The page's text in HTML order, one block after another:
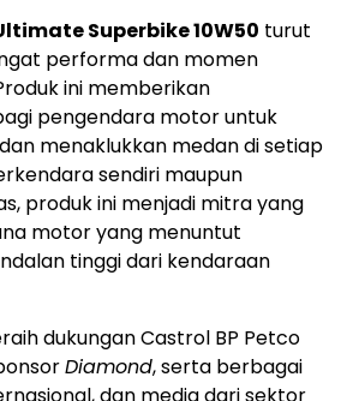
Superbike 10W50 turut
performa dan momen
ini memberikan
pengendara motor untuk
menaklukkan medan di setiap
sendiri maupun
produk ini menjadi mitra yang
motor yang menuntut
tinggi dari kendaraan
dukungan Castrol BP Petco
Diamond, serta berbagai